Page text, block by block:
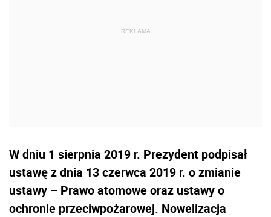
W dniu 1 sierpnia 2019 r. Prezydent podpisał
ustawę z dnia 13 czerwca 2019 r. o zmianie
ustawy – Prawo atomowe oraz ustawy o
ochronie przeciwpożarowej. Nowelizacja